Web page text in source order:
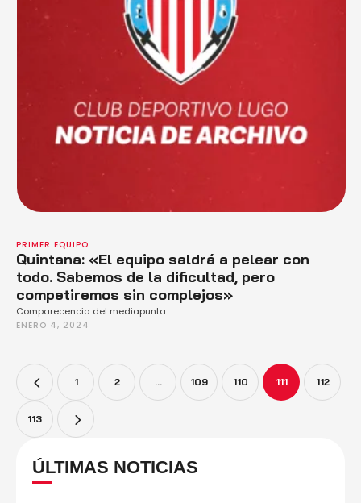
PRIMER EQUIPO
Quintana: «El equipo saldrá a pelear con
todo. Sabemos de la dificultad, pero
competiremos sin complejos»
Comparecencia del mediapunta
ENERO 4, 2024
1 2 … 109 110 111 112
113
ÚLTIMAS NOTICIAS